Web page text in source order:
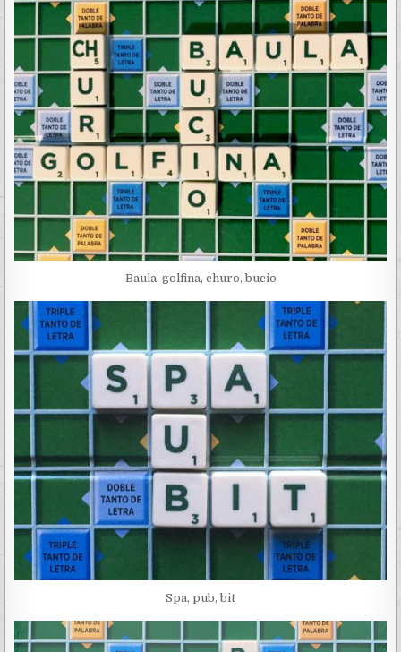
Baula, golfina, churo, bucio
Spa, pub, bit